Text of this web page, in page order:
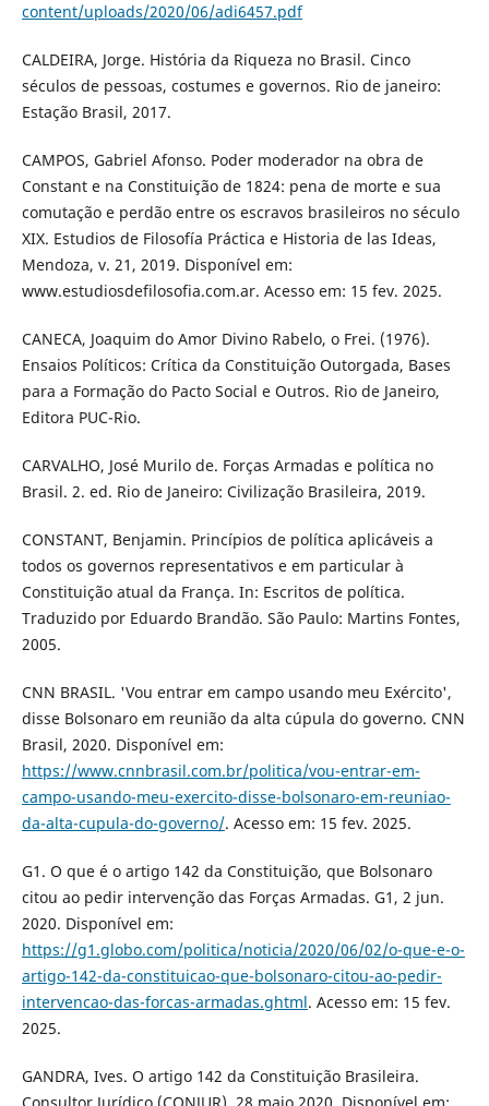
content/uploads/2020/06/adi6457.pdf
CALDEIRA, Jorge. História da Riqueza no Brasil. Cinco
séculos de pessoas, costumes e governos. Rio de janeiro:
Estação Brasil, 2017.
CAMPOS, Gabriel Afonso. Poder moderador na obra de
Constant e na Constituição de 1824: pena de morte e sua
comutação e perdão entre os escravos brasileiros no século
XIX. Estudios de Filosofía Práctica e Historia de las Ideas,
Mendoza, v. 21, 2019. Disponível em:
www.estudiosdefilosofia.com.ar. Acesso em: 15 fev. 2025.
CANECA, Joaquim do Amor Divino Rabelo, o Frei. (1976).
Ensaios Políticos: Crítica da Constituição Outorgada, Bases
para a Formação do Pacto Social e Outros. Rio de Janeiro,
Editora PUC-Rio.
CARVALHO, José Murilo de. Forças Armadas e política no
Brasil. 2. ed. Rio de Janeiro: Civilização Brasileira, 2019.
CONSTANT, Benjamin. Princípios de política aplicáveis a
todos os governos representativos e em particular à
Constituição atual da França. In: Escritos de política.
Traduzido por Eduardo Brandão. São Paulo: Martins Fontes,
2005.
CNN BRASIL. 'Vou entrar em campo usando meu Exército',
disse Bolsonaro em reunião da alta cúpula do governo. CNN
Brasil, 2020. Disponível em:
https://www.cnnbrasil.com.br/politica/vou-entrar-em-
campo-usando-meu-exercito-disse-bolsonaro-em-reuniao-
da-alta-cupula-do-governo/. Acesso em: 15 fev. 2025.
G1. O que é o artigo 142 da Constituição, que Bolsonaro
citou ao pedir intervenção das Forças Armadas. G1, 2 jun.
2020. Disponível em:
https://g1.globo.com/politica/noticia/2020/06/02/o-que-e-o-
artigo-142-da-constituicao-que-bolsonaro-citou-ao-pedir-
intervencao-das-forcas-armadas.ghtml. Acesso em: 15 fev.
2025.
GANDRA, Ives. O artigo 142 da Constituição Brasileira.